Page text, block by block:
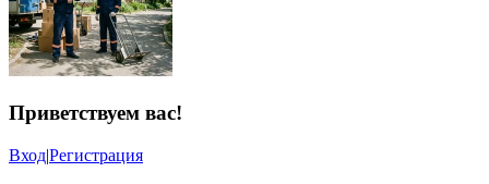
Приветствуем вас!
Вход|Регистрация